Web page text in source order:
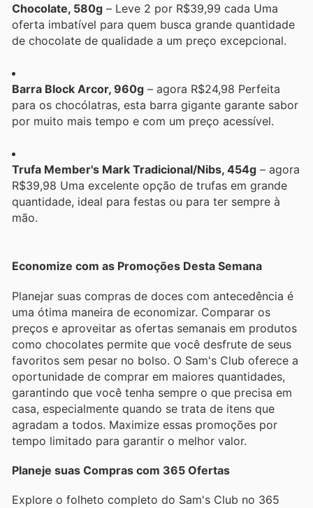
Chocolate, 580g – Leve 2 por R$39,99 cada Uma
oferta imbatível para quem busca grande quantidade
de chocolate de qualidade a um preço excepcional.
Barra Block Arcor, 960g – agora R$24,98 Perfeita
para os chocólatras, esta barra gigante garante sabor
por muito mais tempo e com um preço acessível.
Trufa Member's Mark Tradicional/Nibs, 454g – agora
R$39,98 Uma excelente opção de trufas em grande
quantidade, ideal para festas ou para ter sempre à
mão.
Economize com as Promoções Desta Semana
Planejar suas compras de doces com antecedência é
uma ótima maneira de economizar. Comparar os
preços e aproveitar as ofertas semanais em produtos
como chocolates permite que você desfrute de seus
favoritos sem pesar no bolso. O Sam's Club oferece a
oportunidade de comprar em maiores quantidades,
garantindo que você tenha sempre o que precisa em
casa, especialmente quando se trata de itens que
agradam a todos. Maximize essas promoções por
tempo limitado para garantir o melhor valor.
Planeje suas Compras com 365 Ofertas
Explore o folheto completo do Sam's Club no 365